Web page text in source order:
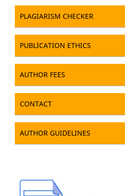
PLAGIARISM CHECKER
PUBLICATION ETHICS
AUTHOR FEES
CONTACT
AUTHOR GUIDELINES